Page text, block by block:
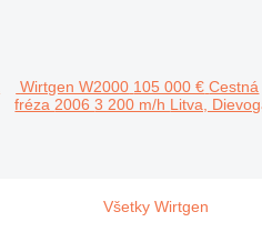
Wirtgen W2000 105 000 € Cestná
fréza 20063 200 m/h Litva,
Všetky Wirtgen